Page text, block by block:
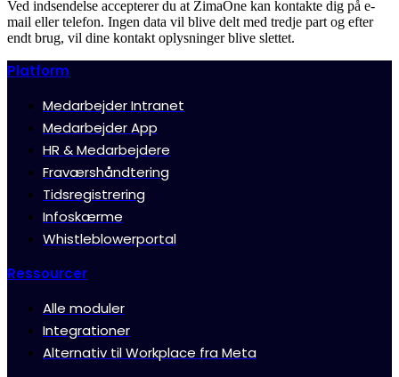
Ved indsendelse accepterer du at ZimaOne kan kontakte dig på e-
mail eller telefon. Ingen data vil blive delt med tredje part og efter
endt brug, vil dine kontakt oplysninger blive slettet.
Platform
Medarbejder Intranet
Medarbejder App
HR & Medarbejdere
Fraværshåndtering
Tidsregistrering
Infoskærme
Whistleblowerportal
Ressourcer
Alle moduler
Integrationer
Alternativ til Workplace fra Meta